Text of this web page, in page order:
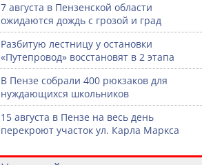
7 августа в Пензенской области
ожидаются дождь с грозой и град
Разбитую лестницу у остановки
«Путепровод» восстановят в 2 этапа
В Пензе собрали 400 рюкзаков для
нуждающихся школьников
15 августа в Пензе на весь день
перекроют участок ул. Карла Маркса